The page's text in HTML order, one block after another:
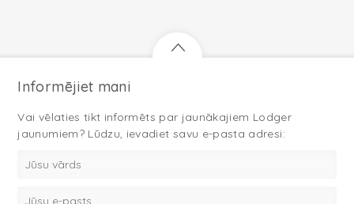
Informējiet mani
Vai vēlaties tikt informēts par jaunākajiem Lodger
jaunumiem? Lūdzu, ievadiet savu e-pasta adresi: